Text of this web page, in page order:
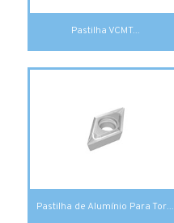
Pastilha VCMT...
Pastilha de Alumínio Para Tor...